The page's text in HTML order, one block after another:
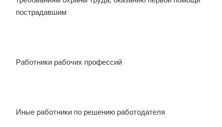
пострадавшим
Работники рабочих профессий
Иные работники по решению работодателя